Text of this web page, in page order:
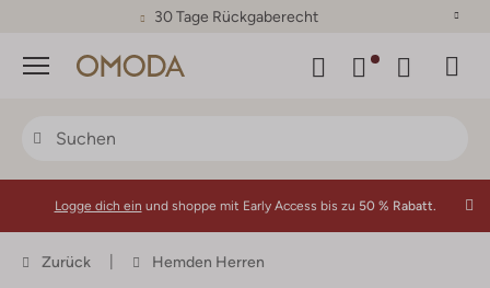
30 Tage Rückgaberecht
Menü
Logge dich ein und shoppe mit Early Access bis zu 50 % Rabatt.
Zurück Hemden Herren